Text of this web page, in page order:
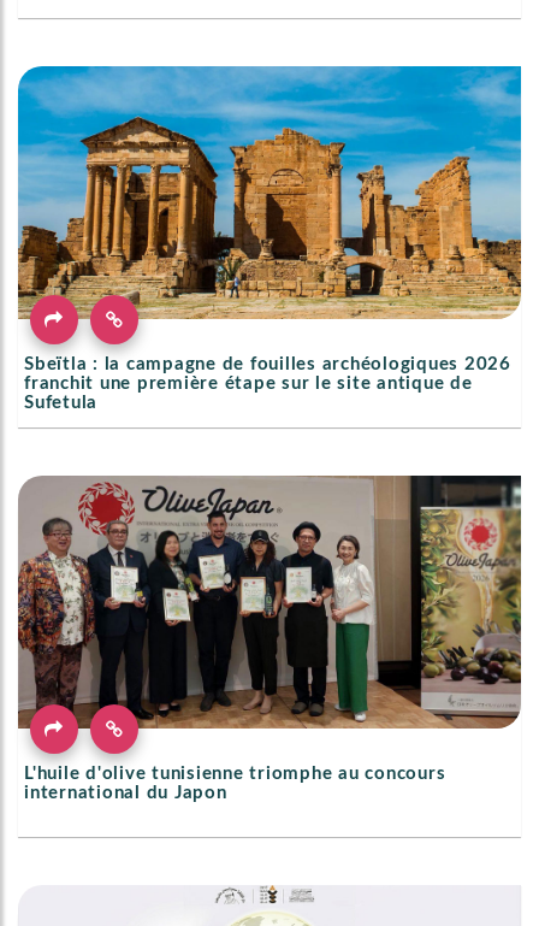
Sbeïtla : la campagne de fouilles archéologiques 2026
franchit une première étape sur le site antique de
Sufetula
L'huile d'olive tunisienne triomphe au concours
international du Japon